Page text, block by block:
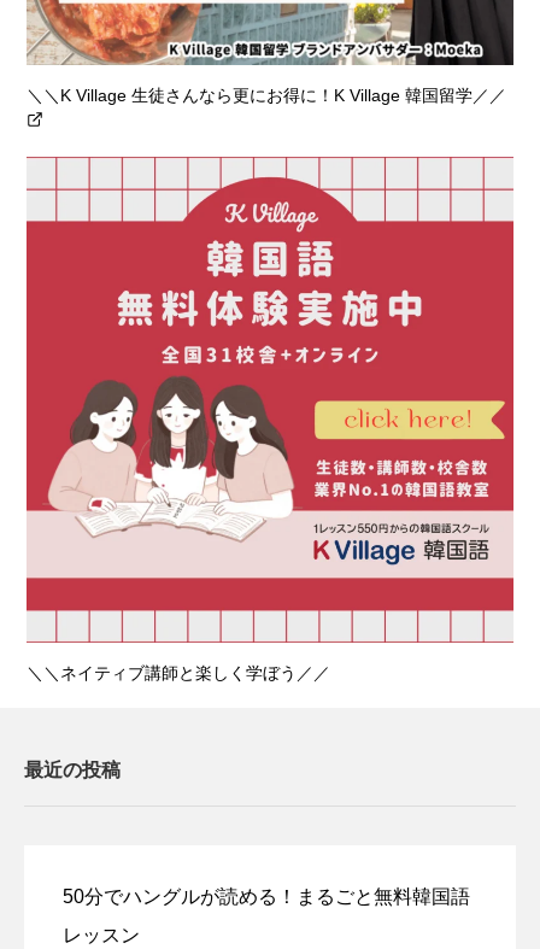
＼＼K Village 生徒さんなら更にお得に！K Village 韓国留学／／
＼＼ネイティブ講師と楽しく学ぼう／／
最近の投稿
50分でハングルが読める！まるごと無料韓国語
レッスン